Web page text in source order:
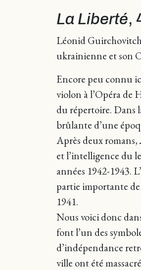
La Liberté,
Léonid
ukrainienne et son
Encore peu connu
violon à l’Opéra de
du répertoire. Dans
brûlante d’une
Après deux romans,
et l’intelligence du
années 1942-1943.
partie importante
1941.
Nous voici donc
font l’un des
d’indépendance
ville ont été